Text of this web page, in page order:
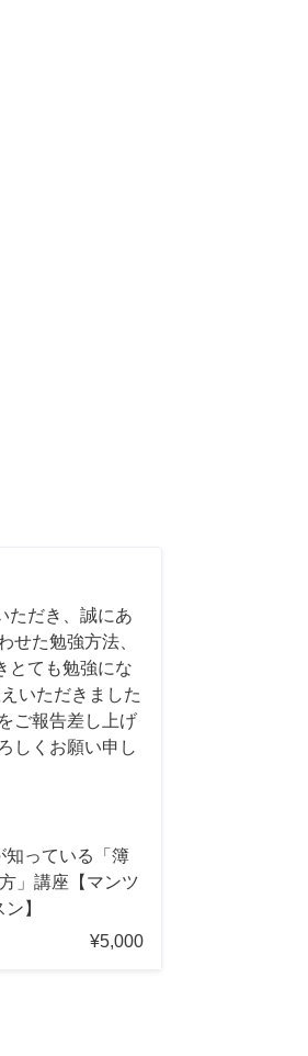
ただき、誠にあ
せた勉強方法、
とても勉強にな
いただきました
ご報告差し上げ
しくお願い申し
知っている「簿
」講座【マンツ
】
¥5,000